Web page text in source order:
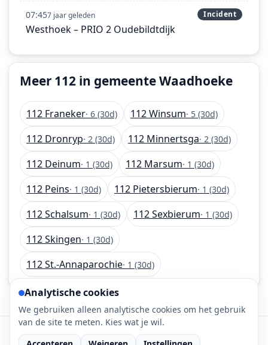
07:457 jaar geleden Incident
Westhoek – PRIO 2 Oudebildtdijk
Meer 112 in gemeente Waadhoeke
112 Franeker· 6 (30d) 112 Winsum· 5 (30d)
112 Dronryp· 2 (30d) 112 Minnertsga· 2 (30d)
112 Deinum· 1 (30d) 112 Marsum· 1 (30d)
112 Peins· 1 (30d) 112 Pietersbierum· 1 (30d)
112 Schalsum· 1 (30d) 112 Sexbierum· 1 (30d)
112 Skingen· 1 (30d)
112 St.-Annaparochie· 1 (30d)
112-meldingen.nl • 112 meldingen is onderdeel
Analytische cookies
We gebruiken alleen analytische cookies om het gebruik
van de site te meten. Kies wat je wil.